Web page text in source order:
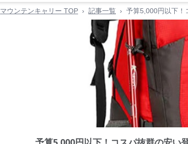
マウンテンキャリー TOP › 記事一覧 › 予算5,000円以下！